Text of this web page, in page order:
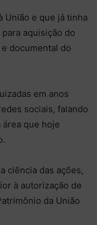
União e que já tinha
aquisição do
documental do
em anos
sociais, falando
que hoje
ciência das ações,
à autorização de
da União